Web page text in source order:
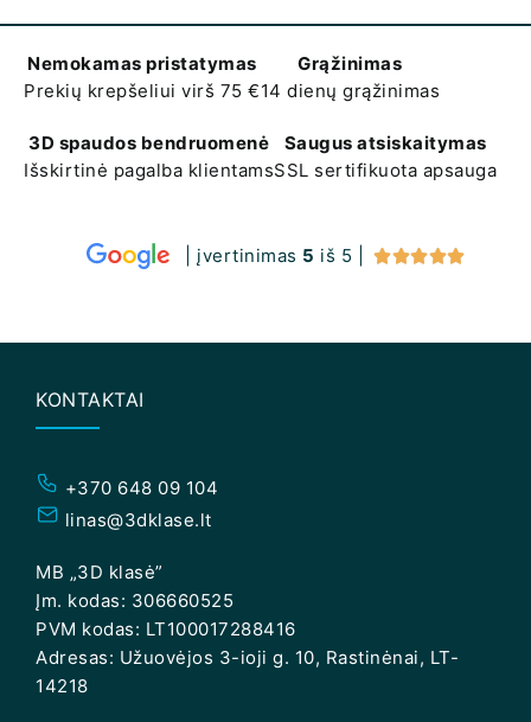
Nemokamas pristatymas
Prekių krepšeliui virš 75 €
Grąžinimas
14 dienų grąžinimas
3D spaudos bendruomenė
Išskirtinė pagalba klientams
Saugus atsiskaitymas
SSL sertifikuota apsauga
| įvertinimas 5 iš 5 | 
KONTAKTAI
+370 648 09 104
linas@3dklase.lt
MB „3D klasė”
Įm. kodas: 306660525
PVM kodas: LT100017288416
Adresas: Užuovėjos 3-ioji g. 10, Rastinėnai, LT-
14218